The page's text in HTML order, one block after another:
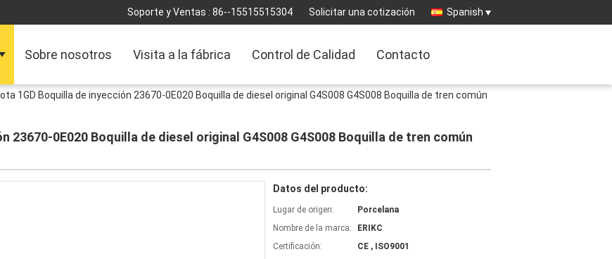
Soporte y Ventas : 86--15515515304 Solicitar una cotización Spanish
Sobre nosotros Visita a la fábrica Control de Calidad Contacto
1GD Boquilla de inyección 23670-0E020 Boquilla de diesel original G4S008 G4S008 Boquilla de tren común
23670-0E020 Boquilla de diesel original G4S008 G4S008 Boquilla de tren común
Datos del producto:
Lugar de origen:
Porcelana
Nombre de la marca:
ERIKC
Certificación:
CE , ISO9001